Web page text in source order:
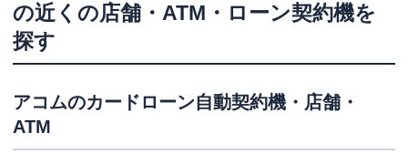
の近くの店舗・ATM・ローン契約機を
探す
アコムのカードローン自動契約機・店舗・
ATM